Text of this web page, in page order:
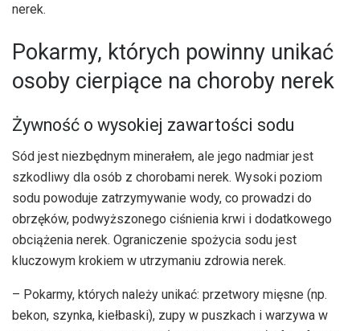
nerek.
Pokarmy, których powinny unikać
osoby cierpiące na choroby nerek
Żywność o wysokiej zawartości sodu
Sód jest niezbędnym minerałem, ale jego nadmiar jest
szkodliwy dla osób z chorobami nerek. Wysoki poziom
sodu powoduje zatrzymywanie wody, co prowadzi do
obrzęków, podwyższonego ciśnienia krwi i dodatkowego
obciążenia nerek. Ograniczenie spożycia sodu jest
kluczowym krokiem w utrzymaniu zdrowia nerek.
– Pokarmy, których należy unikać: przetwory mięsne (np.
bekon, szynka, kiełbaski), zupy w puszkach i warzywa w